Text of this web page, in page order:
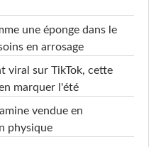
une éponge dans le
en arrosage
viral sur TikTok, cette
marquer l'été
vendue en
physique